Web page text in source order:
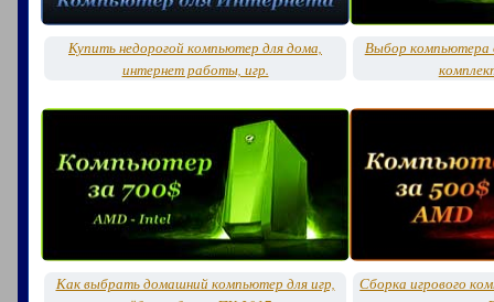
Купить недорогой компьютер для дома,
интернет работы, игр.
Выбор компьютера
Как выбрать домашний компьютер для игр,
Сборка игрового